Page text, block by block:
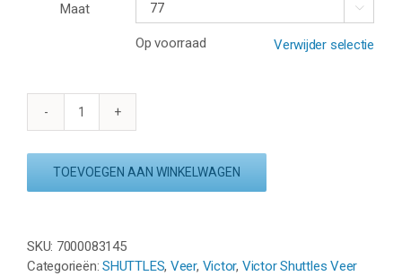
Maat 
Op voorraad Verwijder selectie
VICTOR
TOEVOEGEN AAN WINKELWAGEN
SKU: 7000083145
Categorieën:SHUTTLES, Veer, Victor, Victor Shuttles Veer